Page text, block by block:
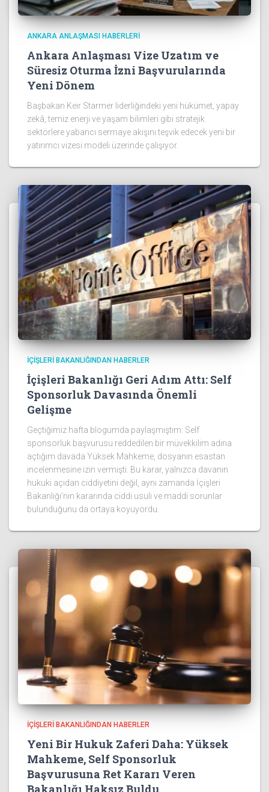
ANKARA ANLAŞMASI HABERLERI
Ankara Anlaşması Vize Uzatım ve
Süresiz Oturma İzni Başvurularında
Yeni Dönem
Başbakan Keir Starmer liderliğindeki yeni hükümet, yapay
zekâ, temiz enerji ve yaşam bilimleri gibi stratejik
sektörlere yabancı sermaye akışını teşvik edecek yeni bir
yatırımcı vizesi modeli üzerinde çalışıyor.
İÇIŞLERI BAKANLIĞINDAN HABERLER
İçişleri Bakanlığı Geri Adım Attı: Self
Sponsorluk Davasında Önemli
Gelişme
Geçtiğimiz hafta blogumda paylaşmıştım: Self
sponsorluk başvurusu reddedilen bir müvekkilim adına
açtığım davada Yüksek Mahkeme, dosyanın esastan
incelenmesine izin vermişti. Bu karar, yalnızca davanın
hukuki açıdan ciddiyetini değil, aynı zamanda İçişleri
Bakanlığı’nın kararında ciddi usuli ve maddi sorunlar
bulunduğunu da ortaya koyuyordu.
İÇIŞLERI BAKANLIĞINDAN HABERLER
Yeni Bir Hukuk Zaferi Daha: Yüksek
Mahkeme, Self Sponsorluk
Başvurusuna Ret Kararı Veren
Bakanlığı Haksız Buldu